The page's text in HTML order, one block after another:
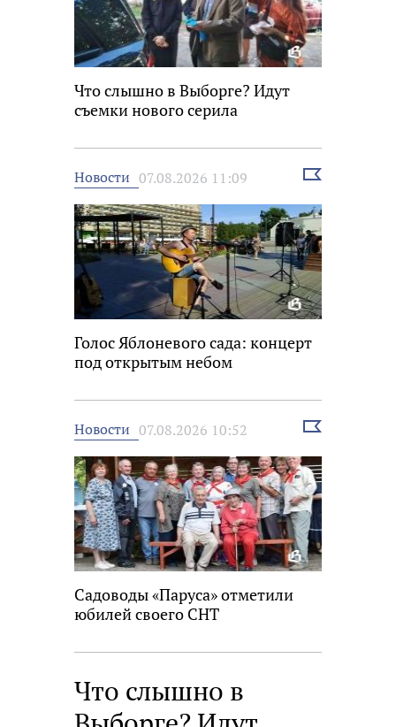
Что слышно в Выборге? Идут
съемки нового серила
Новости 07.08.2026 11:09
Выбрать
Голос Яблоневого сада: концерт
под открытым небом
Новости 07.08.2026 10:52
Выбрать
Садоводы «Паруса» отметили
юбилей своего СНТ
Что слышно в